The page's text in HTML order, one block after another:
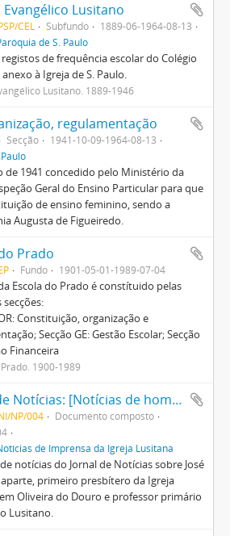
Evangélico Lusitano
CEL Subfundo
1889-06-1964-08-13
de S. Paulo
de frequência escolar do Colégio
à Igreja de S. Paulo.
Lusitano. 1889-1946
regulamentação
Secção
1941-10-09-1964-08-13
de 1941 concedido pelo Ministério da
Geral do Ensino Particular para que
de ensino feminino, sendo a
Augusta de Figueiredo.
Prado
Fundo 1901-05-01-1989-07-04
Escola do Prado é constítuido pelas
Constituição, organização e
Secção GE: Gestão Escolar; Secção
Financeira
1900-1989
Jornal de Notícias: [Notícias de homenagem a José Leite Bonaparte]
NP/004
Documento composto
de Imprensa da Igreja Lusitana
notícias do Jornal de Notícias sobre José
primeiro presbítero da Igreja
Oliveira do Douro e professor primário
Lusitano.